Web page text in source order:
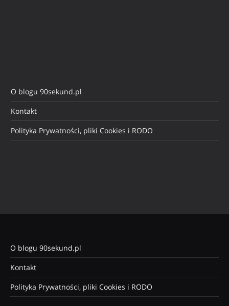
O blogu 90sekund.pl
Kontakt
Polityka Prywatności, pliki Cookies i RODO
O blogu 90sekund.pl
Kontakt
Polityka Prywatności, pliki Cookies i RODO